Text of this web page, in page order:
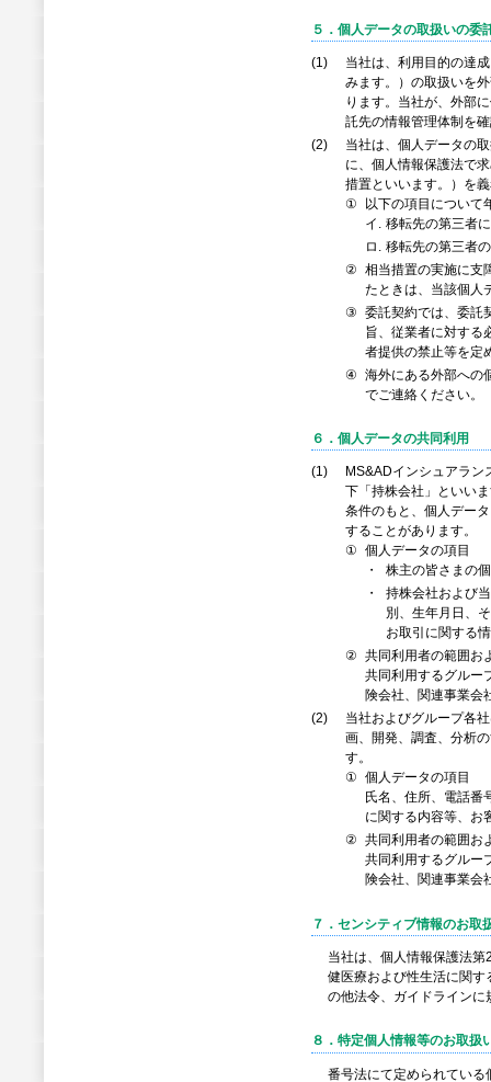
５．個人データの取扱いの委
(1)
当社は、利用目的の達
みます。）の取扱いを
ります。当社が、外部
託先の情報管理体制を
(2)
当社は、個人データの
に、個人情報保護法で
措置といいます。）を
①
以下の項目について
イ. 移転先の第三者
ロ. 移転先の第三者
②
相当措置の実施に支
たときは、当該個人
③
委託契約では、委託
旨、従業者に対する
者提供の禁止等を定
④
海外にある外部への
でご連絡ください。
６．個人データの共同利用
(1)
MS&ADインシュアラ
下「持株会社」といい
条件のもと、個人デー
することがあります。
①
個人データの項目
・
株主の皆さまの
・
持株会社および
別、生年月日、
お取引に関する
②
共同利用者の範囲お
共同利用するグルー
険会社、関連事業会
(2)
当社およびグループ各
画、開発、調査、分析
す。
①
個人データの項目
氏名、住所、電話番
に関する内容等、お
②
共同利用者の範囲お
共同利用するグルー
険会社、関連事業会
７．センシティブ情報のお取
当社は、個人情報保護法
健医療および性生活に関
の他法令、ガイドライン
８．特定個人情報等のお取扱
番号法にて定められてい